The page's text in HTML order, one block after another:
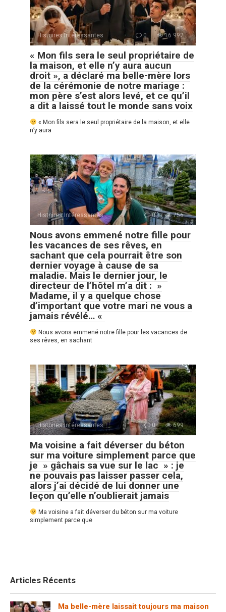
Histoires Intéressantes 0 16 992
« Mon fils sera le seul propriétaire de
la maison, et elle n’y aura aucun
droit », a déclaré ma belle-mère lors
de la cérémonie de notre mariage :
mon père s’est alors levé, et ce qu’il
a dit a laissé tout le monde sans voix
« Mon fils sera le seul propriétaire de la maison, et elle
n’y aura
Histoires Intéressantes 0 756
Nous avons emmené notre fille pour
les vacances de ses rêves, en
sachant que cela pourrait être son
dernier voyage à cause de sa
maladie. Mais le dernier jour, le
directeur de l’hôtel m’a dit : »
Madame, il y a quelque chose
d’important que votre mari ne vous a
jamais révélé… «
Nous avons emmené notre fille pour les vacances de
ses rêves, en sachant
Histoires Intéressantes 0 699
Ma voisine a fait déverser du béton
sur ma voiture simplement parce que
je » gâchais sa vue sur le lac » : je
ne pouvais pas laisser passer cela,
alors j’ai décidé de lui donner une
leçon qu’elle n’oublierait jamais
Ma voisine a fait déverser du béton sur ma voiture
simplement parce que
Articles Récents
Ma belle-mère laissait toujours ma maison